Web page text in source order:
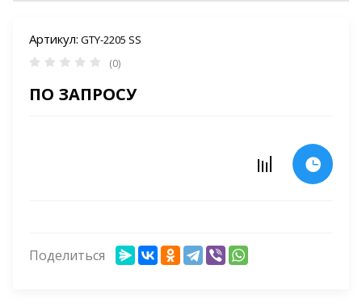
Артикул: GTY-2205 SS
(0)
ПО ЗАПРОСУ
Поделиться